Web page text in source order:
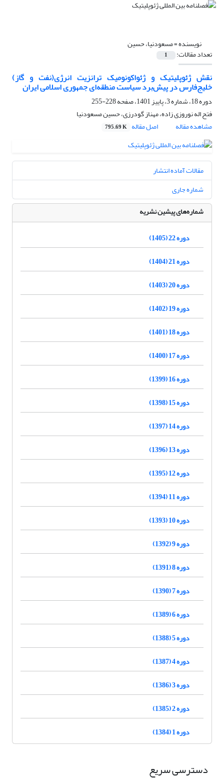
نویسنده =مسعودنیا، حسین
تعداد مقالات: 1
نقش ژئوپلیتیک و ژئواکونومیک ترانزیت انرژی(نفت و گاز)
خلیج‌فارس در پیش‌برد سیاست منطقه‌ای جمهوری اسلامی ایران
دوره 18، شماره 3، پاییز 1401، صفحه
228-255
فتح اله نوروزی زاده، مهناز گودرزی، حسین مسعودنیا
مشاهده مقاله
اصل مقاله 795.69 K
مقالات آماده انتشار
شماره جاری
شماره‌های پیشین نشریه
دوره 22 (1405)
دوره 21 (1404)
دوره 20 (1403)
دوره 19 (1402)
دوره 18 (1401)
دوره 17 (1400)
دوره 16 (1399)
دوره 15 (1398)
دوره 14 (1397)
دوره 13 (1396)
دوره 12 (1395)
دوره 11 (1394)
دوره 10 (1393)
دوره 9 (1392)
دوره 8 (1391)
دوره 7 (1390)
دوره 6 (1389)
دوره 5 (1388)
دوره 4 (1387)
دوره 3 (1386)
دوره 2 (1385)
دوره 1 (1384)
دسترسی سریع